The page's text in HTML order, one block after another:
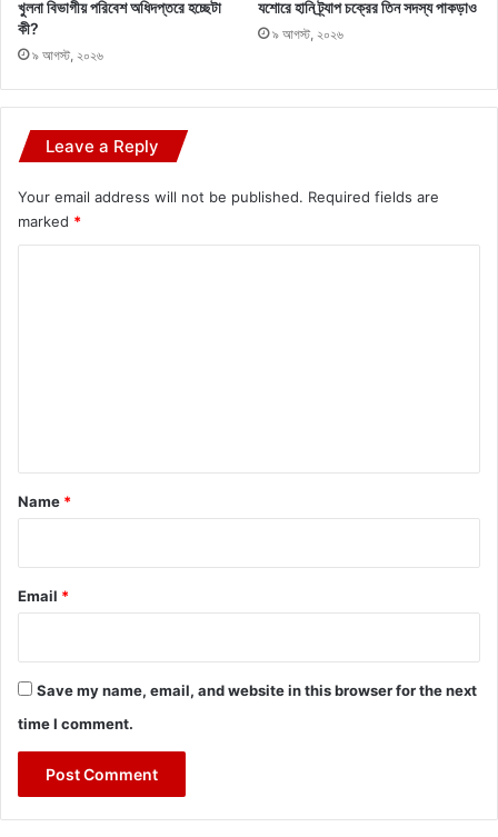
খুলনা বিভাগীয় পরিবেশ অধিদপ্তরে হচ্ছেটা
কী?
৯ আগস্ট, ২০২৬
যশোরে হানি ট্র্যাপ চক্রের তিন সদস্য পাকড়াও
৯ আগস্ট, ২০২৬
Leave a Reply
Your email address will not be published. Required fields are
marked *
*
Name *
Email *
Save my name, email, and website in this browser for the next
time I comment.